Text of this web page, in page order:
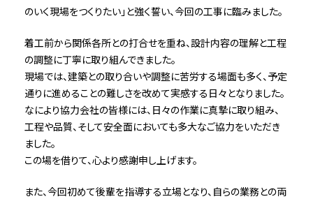
のいく現場をつくりたい」と強く誓い、今回の工事に臨みました。
着工前から関係各所との打合せを重ね、設計内容の理解と工程
の調整に丁寧に取り組んできました。
現場では、建築との取り合いや調整に苦労する場面も多く、予定
通りに進めることの難しさを改めて実感する日々となりました。
なにより協力会社の皆様には、日々の作業に真摯に取り組み、
工程や品質、そして安全面においても多大なご協力をいただき
ました。
この場を借りて、心より感謝申し上げます。
また、今回初めて後輩を指導する立場となり、自らの業務との両